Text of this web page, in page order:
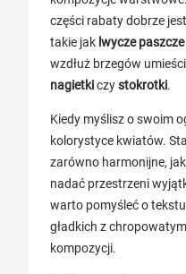
części rabaty dobrze
takie jak lwycze paszcze
wzdłuż brzegów
nagietkiczystokrotki.
Kiedy myślisz o swoim
kolorystyce kwiatów.
zarówno harmonijne,
nadać przestrzeni
warto pomyśleć o
gładkich z
kompozycji.